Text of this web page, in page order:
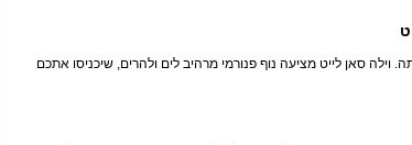
וילה סאן לייט מציעה נוף פנורמי מרהיב לים ולהרים, שיכניסו אתכם